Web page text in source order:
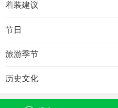
着装建议
节日
旅游季节
历史文化